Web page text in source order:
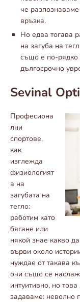
че
връзка.
Но едва тогава
на загуба на
също е по-рядко
дългосрочно
Sevinal
Професиона
лни
спортове,
как
изглежда
физиологият
а на
загубата на
тегло:
работим като
бягане или
някой знае какво
върви около
нуждае от такава
очи също се
интуитивно, но
задаваме: неволно